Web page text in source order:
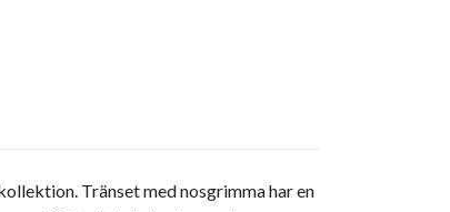
Tränset med nosgrimma har en